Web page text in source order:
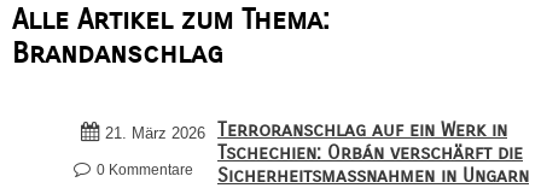
Alle Artikel zum Thema:
Brandanschlag
21. März 2026
0 Kommentare
Terroranschlag auf ein Werk in
Tschechien: Orbán verschärft die
Sicherheitsmaßnahmen in Ungarn